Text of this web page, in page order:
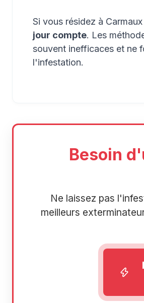
Si vous résidez à
jour compte. Les
souvent inefficaces et ne
l'infestation.
Besoin
Ne laissez pas
meilleurs